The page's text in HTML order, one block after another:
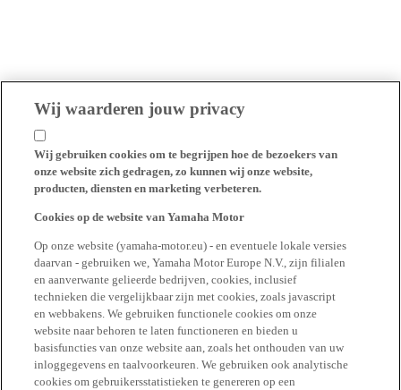
Wij waarderen jouw privacy
Wij gebruiken cookies om te begrijpen hoe de bezoekers van
onze website zich gedragen, zo kunnen wij onze website,
producten, diensten en marketing verbeteren.
Cookies op de website van Yamaha Motor
Op onze website (yamaha-motor.eu) - en eventuele lokale versies
daarvan - gebruiken we, Yamaha Motor Europe N.V., zijn filialen
en aanverwante gelieerde bedrijven, cookies, inclusief
technieken die vergelijkbaar zijn met cookies, zoals javascript
en webbakens. We gebruiken functionele cookies om onze
website naar behoren te laten functioneren en bieden u
basisfuncties van onze website aan, zoals het onthouden van uw
inloggegevens en taalvoorkeuren. We gebruiken ook analytische
cookies om gebruikersstatistieken te genereren op een